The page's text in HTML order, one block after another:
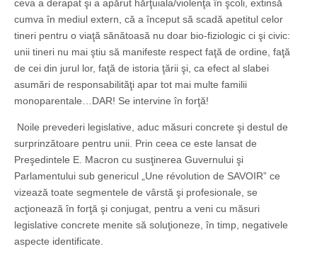
ceva a derapat şi a apărut hărţuiala/violenţa în şcoli, extinsă
cumva în mediul extern, că a început să scadă apetitul celor
tineri pentru o viaţă sănătoasă nu doar bio-fiziologic ci şi civic:
unii tineri nu mai ştiu să manifeste respect faţă de ordine, faţă
de cei din jurul lor, faţă de istoria ţării şi, ca efect al slabei
asumări de responsabilităţi apar tot mai multe familii
monoparentale…DAR! Se intervine în forţă!
Noile prevederi legislative, aduc măsuri concrete şi destul de
surprinzătoare pentru unii. Prin ceea ce este lansat de
Preşedintele E. Macron cu susţinerea Guvernului şi
Parlamentului sub genericul „Une révolution de SAVOIR” ce
vizează toate segmentele de vârstă şi profesionale, se
acţionează în forţă şi conjugat, pentru a veni cu măsuri
legislative concrete menite să soluţioneze, în timp, negativele
aspecte identificate.